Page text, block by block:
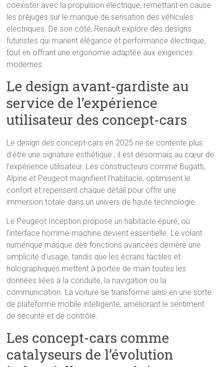
coexister avec la propulsion électrique, remettant en cause
les préjugés sur le manque de sensation des véhicules
électriques. De son côté, Renault explore des designs
futuristes qui marient élégance et performance électrique,
tout en offrant une ergonomie adaptée aux exigences
modernes.
Le design avant-gardiste au
service de l’expérience
utilisateur des concept-cars
Le design des concept-cars en 2025 ne se contente plus
d’être une signature esthétique ; il est désormais au cœur de
l’expérience utilisateur. Les constructeurs comme Bugatti,
Alpine et Peugeot magnifient l’habitacle, optimisent le
confort et repensent chaque détail pour offrir une
immersion totale dans un univers de haute technologie.
Le Peugeot Inception propose un habitacle épuré, où
l’interface homme-machine devient essentielle. Le volant
numérique masque des fonctions avancées derrière une
simplicité d’usage, tandis que les écrans tactiles et
holographiques mettent à portée de main toutes les
données liées à la conduite, la navigation ou la
communication. La voiture se transforme ainsi en une sorte
de plateforme mobile intelligente, améliorant le sentiment
de sécurité et de contrôle.
Les concept-cars comme
catalyseurs de l’évolution